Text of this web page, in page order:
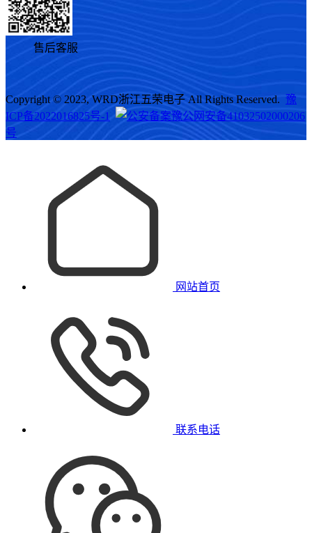
售后客服
Copyright © 2023, WRD浙江五荣电子 All Rights Reserved. 豫
ICP备2022016825号-1
豫公网安备41032502000206
号
网站首页
联系电话